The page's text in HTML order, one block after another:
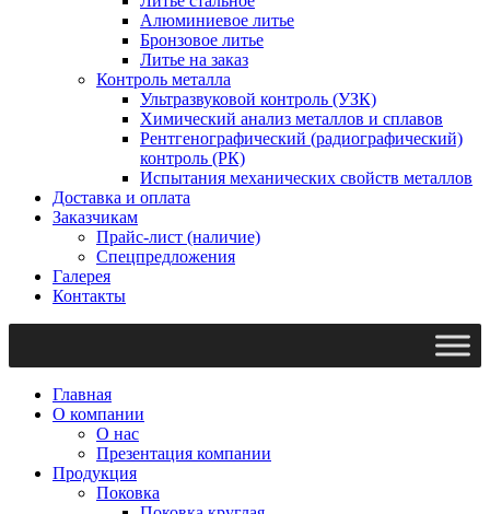
Алюминиевое литье
Бронзовое литье
Литье на заказ
Контроль металла
Ультразвуковой контроль (УЗК)
Химический анализ металлов и сплавов
Рентгенографический (радиографический)
контроль (РК)
Испытания механических свойств металлов
Доставка и оплата
Заказчикам
Прайс-лист (наличие)
Спецпредложения
Галерея
Контакты
Главная
О компании
О нас
Презентация компании
Продукция
Поковка